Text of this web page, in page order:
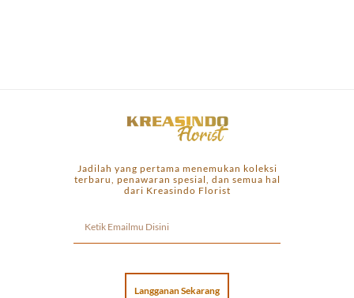
Jadilah yang pertama menemukan koleksi
terbaru, penawaran spesial, dan semua hal
dari Kreasindo Florist
Langganan Sekarang